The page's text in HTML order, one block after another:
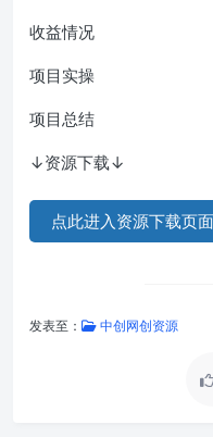
收益情况
项目实操
项目总结
↓资源下载↓
点此进入资源下载页面
发表至： 中创网创资源